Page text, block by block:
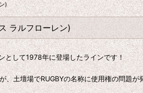
)
ラルフローレン)
として1978年に登場したラインです！
、土壇場でRUGBYの名称に使用権の問題